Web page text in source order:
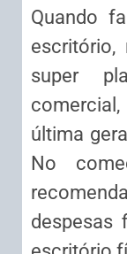
Quando
super
última
No
despesas